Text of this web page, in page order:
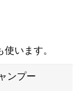
います。
ンプー